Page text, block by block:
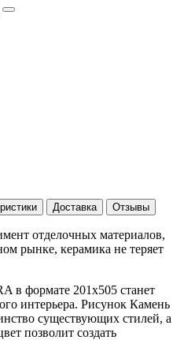
Доставка Отзывы
отделочных материалов,
рынке, керамика не теряет
в формате 201x505 станет
интерьера. Рисунок Камень
существующих стилей, а
позволит создать